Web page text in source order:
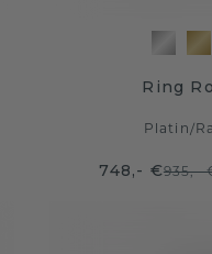
Ring
Platin /
748,- €935,-